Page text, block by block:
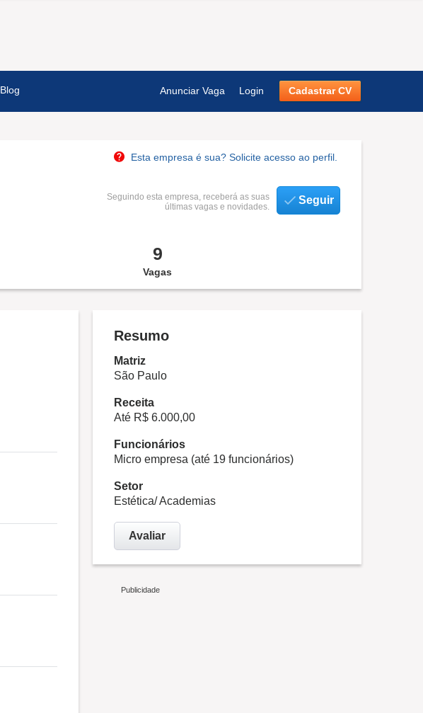
Blog Anunciar Vaga Login Cadastrar CV
Esta empresa é sua? Solicite acesso ao perfil.
Seguindo esta empresa, receberá as suas
últimas vagas e novidades.
Seguir
9
Vagas
Resumo
Matriz
São Paulo
Receita
Até R$ 6.000,00
Funcionários
Micro empresa (até 19 funcionários)
Setor
Estética/ Academias
Avaliar